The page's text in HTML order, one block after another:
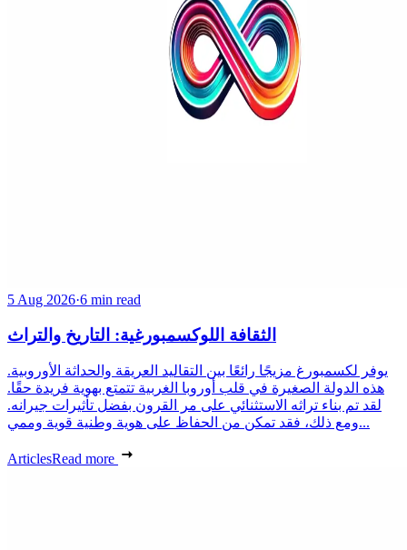
5 Aug 2026·6 min read
الثقافة اللوكسمبورغية: التاريخ والتراث
يوفر لكسمبورغ مزيجًا رائعًا بين التقاليد العريقة والحداثة الأوروبية.
هذه الدولة الصغيرة في قلب أوروبا الغربية تتمتع بهوية فريدة حقًا.
لقد تم بناء تراثه الاستثنائي على مر القرون بفضل تأثيرات جيرانه.
ومع ذلك، فقد تمكن من الحفاظ على هوية وطنية قوية وممي...
ArticlesRead more